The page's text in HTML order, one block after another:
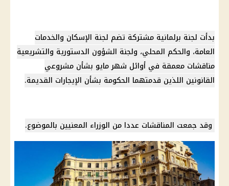
بدأت لجنة برلمانية مشتركة تضم لجنة الإسكان والخدمات
العامة، والحكم المحلي، ولجنة الشؤون الدستورية والتشريعية
مناقشات معمقة في أوائل شهر مايو بشأن مشروعي
القانونين اللذين قدمتهما الحكومة بشأن الإيجارات القديمة.
وقد جمعت المناقشات عددا من الوزراء المعنيين بالموضوع.